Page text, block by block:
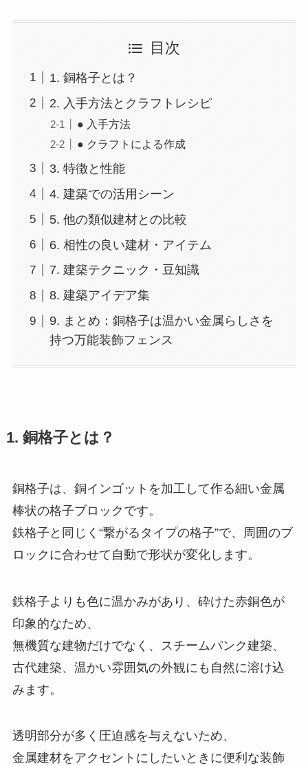
目次
1. 銅格子とは？
2. 入手方法とクラフトレシピ
● 入手方法
● クラフトによる作成
3. 特徴と性能
4. 建築での活用シーン
5. 他の類似建材との比較
6. 相性の良い建材・アイテム
7. 建築テクニック・豆知識
8. 建築アイデア集
9. まとめ：銅格子は温かい金属らしさを
持つ万能装飾フェンス
1. 銅格子とは？
銅格子は、銅インゴットを加工して作る細い金属
棒状の格子ブロックです。
鉄格子と同じく“繋がるタイプの格子”で、周囲のブ
ロックに合わせて自動で形状が変化します。
鉄格子よりも色に温かみがあり、砕けた赤銅色が
印象的なため、
無機質な建物だけでなく、スチームパンク建築、
古代建築、温かい雰囲気の外観にも自然に溶け込
みます。
透明部分が多く圧迫感を与えないため、
金属建材をアクセントにしたいときに便利な装飾